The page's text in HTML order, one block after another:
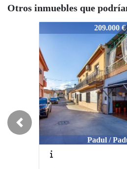
Otros inmuebles que
Padul / Padul
4671-
4923-abril10
Alhendín /
Previous